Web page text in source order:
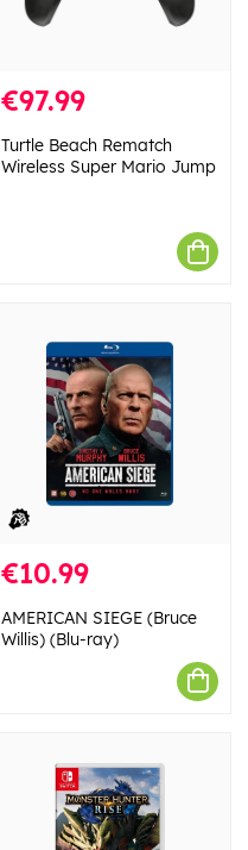
€97.99
Turtle Beach Rematch
Wireless Super Mario Jump
€10.99
AMERICAN SIEGE (Bruce
Willis) (Blu-ray)